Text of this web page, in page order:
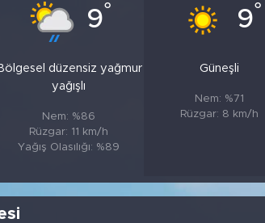
9°
düzensiz yağmur
yağışlı
Nem: %86
Rüzgar: 11 km/h
Yağış Olasılığı: %89
9°
Güneşli
Nem: %71
Rüzgar: 8 km/h